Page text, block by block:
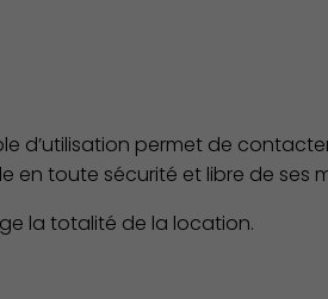
d’utilisation permet de
en toute sécurité et libre de ses
la totalité de la location.